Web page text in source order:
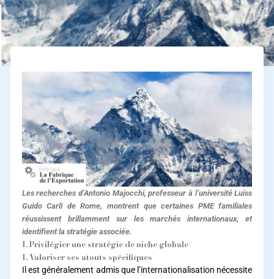
Les recherches d’Antonio Majocchi, professeur à l’université Luiss
Guido Carli de Rome, montrent que certaines PME familiales
réussissent brillamment sur les marchés internationaux, et
identifient la stratégie associée.
I. Privilégier une stratégie de niche globale
1. Valoriser ses atouts spécifiques
Il est généralement admis que l’internationalisation nécessite